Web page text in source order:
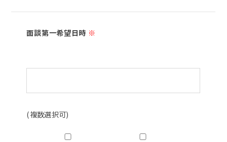
面談第一希望日時 ※
(複数選択可)